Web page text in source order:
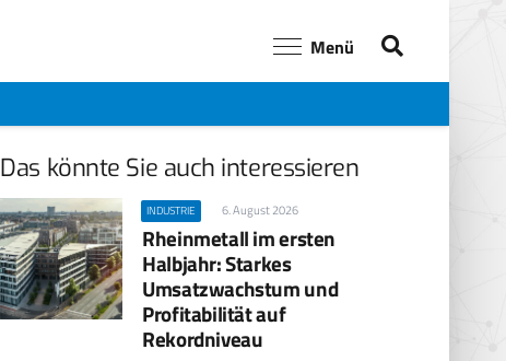
Menü
Das könnte Sie auch interessieren
INDUSTRIE 6. August 2026
Rheinmetall im ersten
Halbjahr: Starkes
Umsatzwachstum und
Profitabilität auf
Rekordniveau